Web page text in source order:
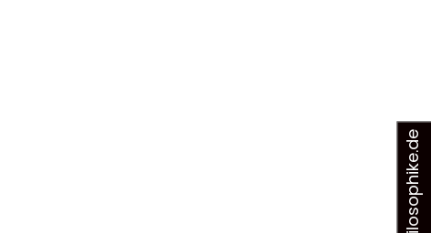
@philosophike.de